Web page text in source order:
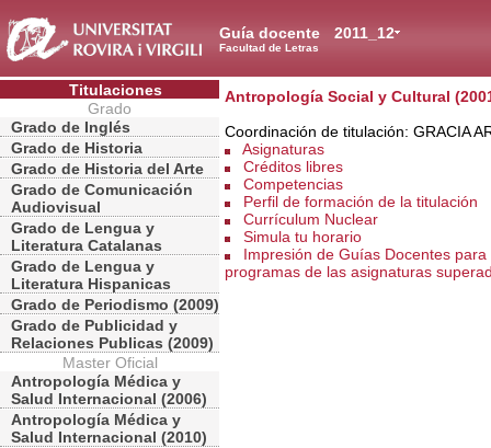
2011_12
Guía docente
Facultad de Letras
Titulaciones
Grado
Grado de Inglés
Grado de Historia
Grado de Historia del Arte
Grado de Comunicación
Audiovisual
Grado de Lengua y
Literatura Catalanas
Grado de Lengua y
Literatura Hispanicas
Grado de Periodismo (2009)
Grado de Publicidad y
Relaciones Publicas (2009)
Master Oficial
Antropología Médica y
Salud Internacional (2006)
Antropología Médica y
Salud Internacional (2010)
Antropología Social y Cultural
Coordinación de titulación: GRACIA
Asignaturas
Créditos libres
Competencias
Perfil de formación de la titulación
Currículum Nuclear
Simula tu horario
Impresión de Guías Docentes
programas de las asignaturas